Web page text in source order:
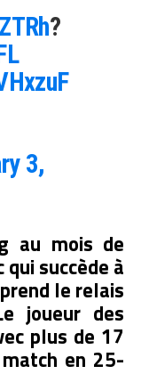
?
3,
au mois de
qui succède à
le relais
joueur des
plus de 17
en 25-